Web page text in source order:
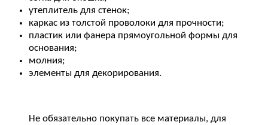
утеплитель для стенок;
каркас из толстой проволоки для прочности;
пластик или фанера прямоугольной формы для
основания;
молния;
элементы для декорирования.
Не обязательно покупать все материалы, для